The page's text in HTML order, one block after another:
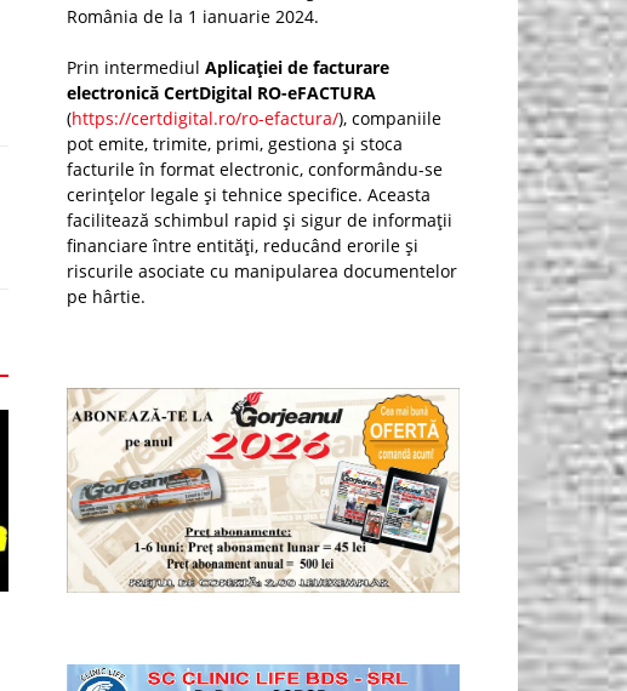
România de la 1 ianuarie 2024.
Prin intermediul Aplicației de facturare
electronică CertDigital RO-eFACTURA
(https://certdigital.ro/ro-efactura/), companiile
pot emite, trimite, primi, gestiona și stoca
facturile în format electronic, conformându-se
cerințelor legale și tehnice specifice. Aceasta
facilitează schimbul rapid și sigur de informații
financiare între entități, reducând erorile și
riscurile asociate cu manipularea documentelor
pe hârtie.